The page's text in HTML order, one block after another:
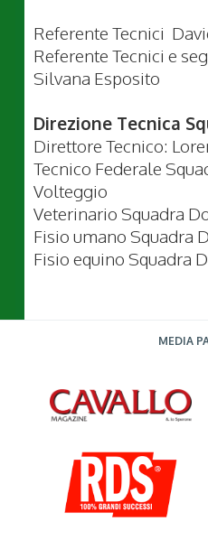
Referente Tecnici
Referente Tecnici e
Silvana Esposito
Direzione Tecnica
Direttore Tecnico:
Tecnico Federale
Volteggio
Veterinario Squadra
Fisio umano Squadra
Fisio equino Squadra
MEDIA